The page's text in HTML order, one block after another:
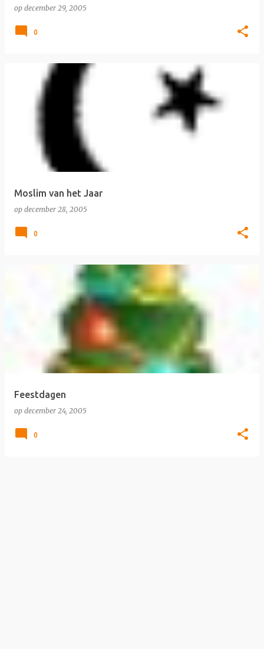
op december 29, 2005
0
Moslim van het Jaar
op december 28, 2005
0
Feestdagen
op december 24, 2005
0